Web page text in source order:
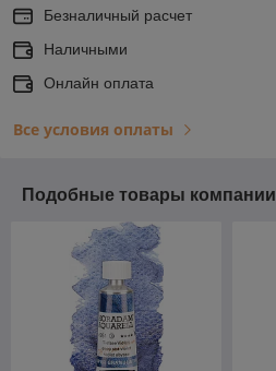
Безналичный расчет
Наличными
Онлайн оплата
Все условия оплаты
Подобные товары компании